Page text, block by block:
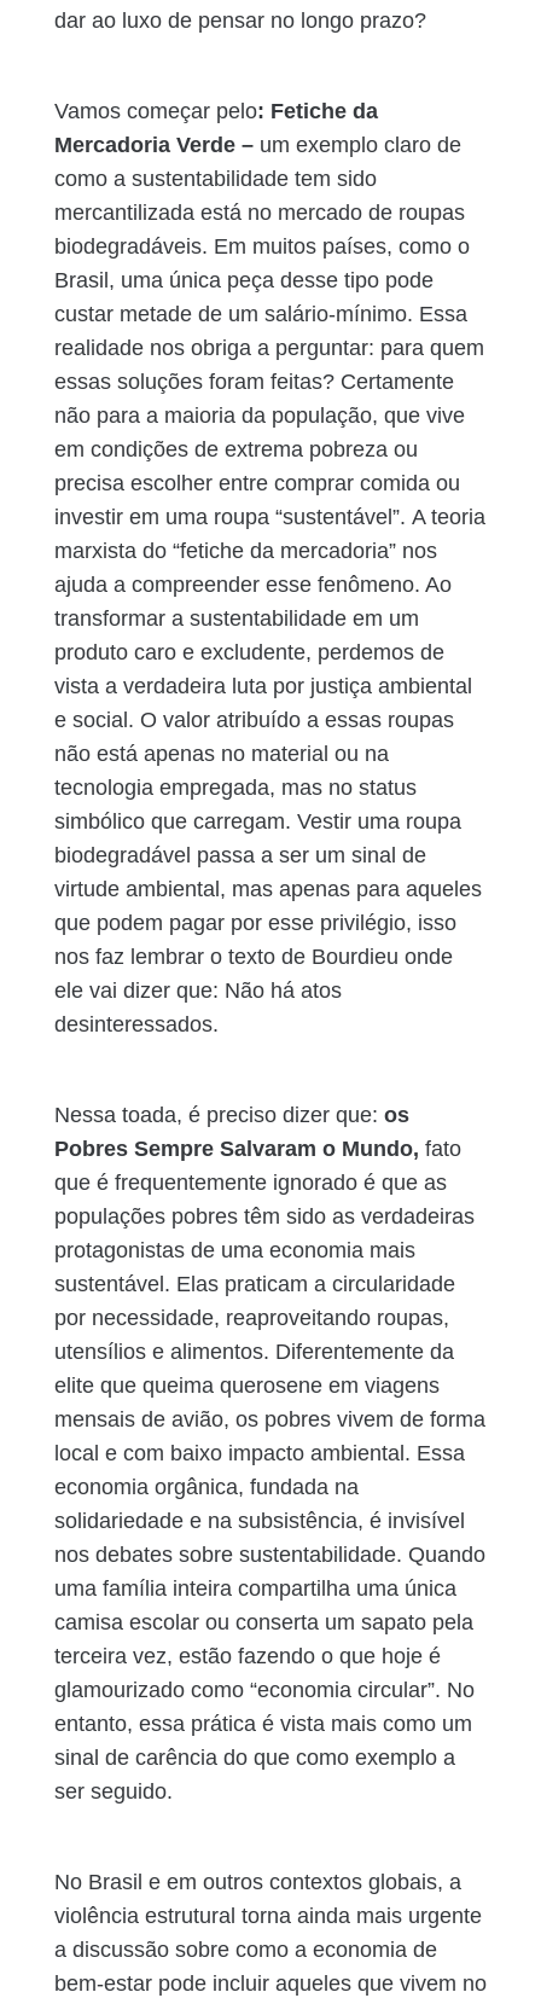
dar ao luxo de pensar no longo prazo?
Vamos começar pelo: Fetiche da
Mercadoria Verde – um exemplo claro de
como a sustentabilidade tem sido
mercantilizada está no mercado de roupas
biodegradáveis. Em muitos países, como o
Brasil, uma única peça desse tipo pode
custar metade de um salário-mínimo. Essa
realidade nos obriga a perguntar: para quem
essas soluções foram feitas? Certamente
não para a maioria da população, que vive
em condições de extrema pobreza ou
precisa escolher entre comprar comida ou
investir em uma roupa “sustentável”. A teoria
marxista do “fetiche da mercadoria” nos
ajuda a compreender esse fenômeno. Ao
transformar a sustentabilidade em um
produto caro e excludente, perdemos de
vista a verdadeira luta por justiça ambiental
e social. O valor atribuído a essas roupas
não está apenas no material ou na
tecnologia empregada, mas no status
simbólico que carregam. Vestir uma roupa
biodegradável passa a ser um sinal de
virtude ambiental, mas apenas para aqueles
que podem pagar por esse privilégio, isso
nos faz lembrar o texto de Bourdieu onde
ele vai dizer que: Não há atos
desinteressados.
Nessa toada, é preciso dizer que: os
Pobres Sempre Salvaram o Mundo, fato
que é frequentemente ignorado é que as
populações pobres têm sido as verdadeiras
protagonistas de uma economia mais
sustentável. Elas praticam a circularidade
por necessidade, reaproveitando roupas,
utensílios e alimentos. Diferentemente da
elite que queima querosene em viagens
mensais de avião, os pobres vivem de forma
local e com baixo impacto ambiental. Essa
economia orgânica, fundada na
solidariedade e na subsistência, é invisível
nos debates sobre sustentabilidade. Quando
uma família inteira compartilha uma única
camisa escolar ou conserta um sapato pela
terceira vez, estão fazendo o que hoje é
glamourizado como “economia circular”. No
entanto, essa prática é vista mais como um
sinal de carência do que como exemplo a
ser seguido.
No Brasil e em outros contextos globais, a
violência estrutural torna ainda mais urgente
a discussão sobre como a economia de
bem-estar pode incluir aqueles que vivem no